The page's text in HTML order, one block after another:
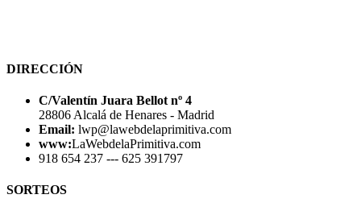
DIRECCIÓN
C/Valentín Juara Bellot nº 4
28806 Alcalá de Henares - Madrid
Email: lwp@lawebdelaprimitiva.com
www:LaWebdelaPrimitiva.com
918 654 237 --- 625 391797
SORTEOS